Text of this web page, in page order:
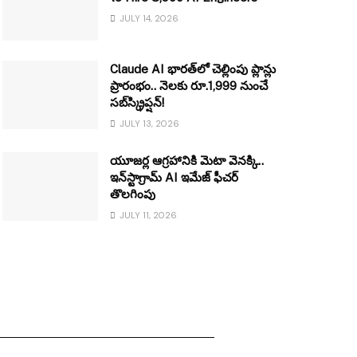
JULY 14, 2026
Claude AI భారత్‌లో చెల్లింపు ప్లాన్లు
ప్రారంభం.. నెలకు రూ.1,999 నుంచే
సబ్‌స్క్రిప్షన్!
JULY 13, 2026
యూజర్ల ఆగ్రహానికి మెటా వెనక్కి..
ఇన్‌స్టాగ్రామ్ AI ఇమేజ్ ఫీచర్
తొలగింపు
JULY 11, 2026